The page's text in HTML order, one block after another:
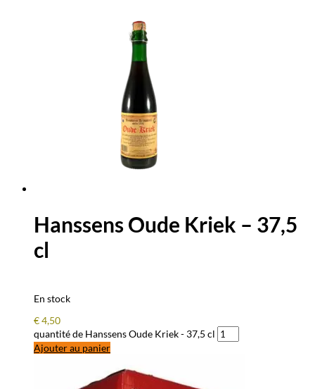
Hanssens Oude Kriek – 37,5
cl
En stock
€4,50
quantité de Hanssens Oude Kriek - 37,5 cl
Ajouter au panier